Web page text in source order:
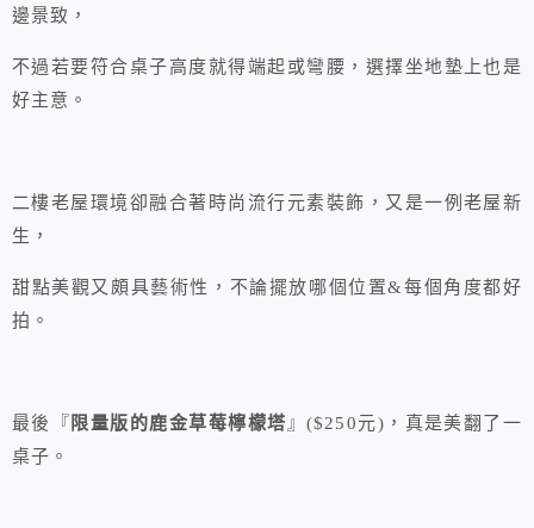
邊景致，
不過若要符合桌子高度就得端起或彎腰，選擇坐地墊上也是
好主意。
二樓老屋環境卻融合著時尚流行元素裝飾，又是一例老屋新
生，
甜點美觀又頗具藝術性，不論擺放哪個位置&每個角度都好
拍。
最後『 限量版的鹿金草莓檸檬塔』($250元)，真是美翻了一
桌子。